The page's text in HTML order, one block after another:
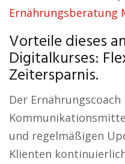
Ernährungsberatung
Vorteile dieses
Digitalkurses:
Zeitersparnis.
Der
und regelmäßigen
Klienten